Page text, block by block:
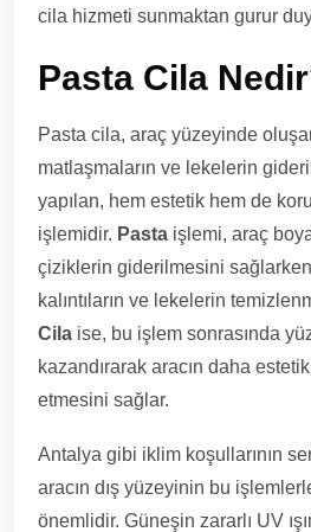
cila hizmeti sunmaktan gurur
Pasta Cila
Pasta cila, araç yüzeyinde
matlaşmaların ve lekelerin
yapılan, hem estetik hem de
işlemidir. Pasta işlemi, araç
çiziklerin giderilmesini
kalıntıların ve lekelerin
Cila ise, bu işlem sonrasında
kazandırarak aracın daha
etmesini sağlar.
Antalya gibi iklim koşullarının
aracın dış yüzeyinin bu
önemlidir. Güneşin zararlı UV